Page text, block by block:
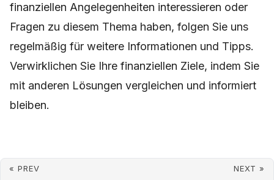
finanziellen Angelegenheiten interessieren oder
Fragen zu diesem Thema haben, folgen Sie uns
regelmäßig für weitere Informationen und Tipps.
Verwirklichen Sie Ihre finanziellen Ziele, indem Sie
mit anderen Lösungen vergleichen und informiert
bleiben.
« PREV NEXT »